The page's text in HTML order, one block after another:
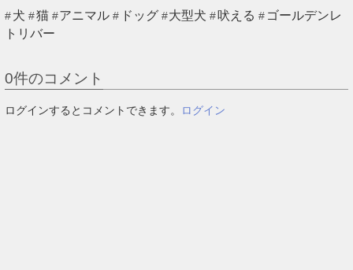
犬 猫 アニマル ドッグ 大型犬 吠える
ゴールデンレ
トリバー
0件のコメント
ログインするとコメントできます。 ログイン